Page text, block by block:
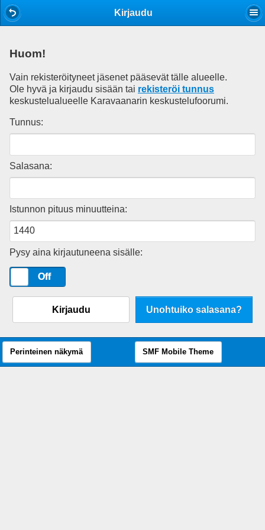
Kirjaudu
Huom!
Vain rekisteröityneet jäsenet pääsevät tälle alueelle.
Ole hyvä ja kirjaudu sisään tai rekisteröi tunnus
keskustelualueelle Karavaanarin keskustelufoorumi.
Tunnus:
Salasana:
Istunnon pituus minuutteina:
Pysy aina kirjautuneena sisälle:
Off
Kirjaudu Unohtuiko salasana?
Perinteinen näkymä SMF Mobile Theme